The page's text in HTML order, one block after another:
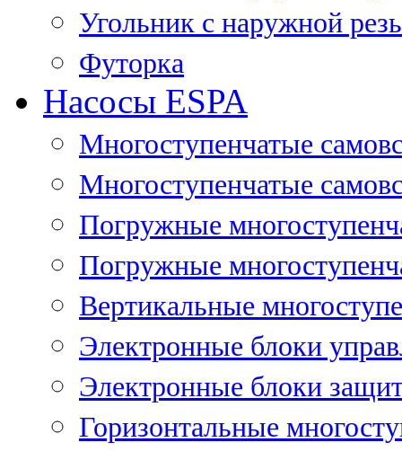
Угольник с наружной
Футорка
Насосы ESPA
Многоступенчатые
Многоступенчатые
Погружные
Погружные
Вертикальные
Электронные блоки
Электронные блоки
Горизонтальные